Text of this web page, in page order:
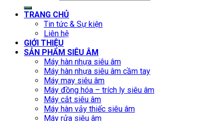
TRANG CHỦ
Tin tức & Sự kiện
Liên hệ
GIỚI THIỆU
SẢN PHẨM SIÊU ÂM
Máy hàn nhựa siêu âm
Máy hàn nhựa siêu âm cầm tay
Máy may siêu âm
Máy đồng hóa – trích ly siêu âm
Máy cắt siêu âm
Máy hàn vảy thiếc siêu âm
Máy rửa siêu âm